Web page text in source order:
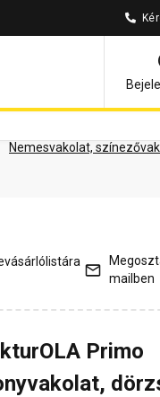
Nemesvakolat,
Kérdések és
mailben
Primo